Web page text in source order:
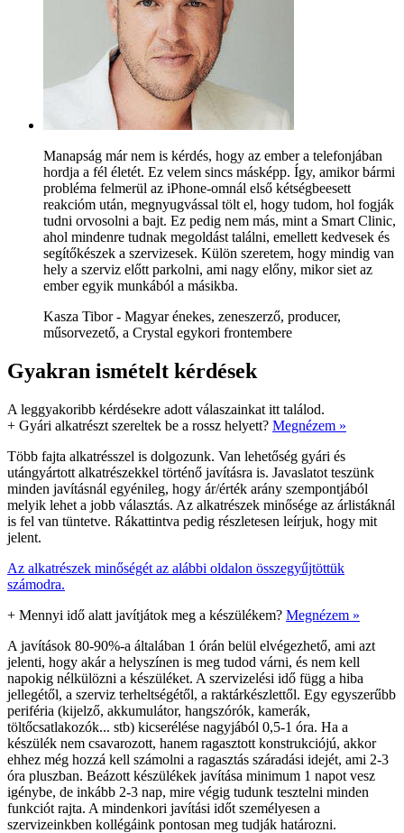
Manapság már nem is kérdés, hogy az ember a telefonjában
hordja a fél életét. Ez velem sincs másképp. Így, amikor bármi
probléma felmerül az iPhone-omnál első kétségbeesett
reakcióm után, megnyugvással tölt el, hogy tudom, hol fogják
tudni orvosolni a bajt. Ez pedig nem más, mint a Smart Clinic,
ahol mindenre tudnak megoldást találni, emellett kedvesek és
segítőkészek a szervizesek. Külön szeretem, hogy mindig van
hely a szerviz előtt parkolni, ami nagy előny, mikor siet az
ember egyik munkából a másikba.
Kasza Tibor - Magyar énekes, zeneszerző, producer,
műsorvezető, a Crystal egykori frontembere
Gyakran ismételt kérdések
A leggyakoribb kérdésekre adott válaszainkat itt találod.
+ Gyári alkatrészt szereltek be a rossz helyett? Megnézem »
Több fajta alkatrésszel is dolgozunk. Van lehetőség gyári és
utángyártott alkatrészekkel történő javításra is. Javaslatot teszünk
minden javításnál egyénileg, hogy ár/érték arány szempontjából
melyik lehet a jobb választás. Az alkatrészek minősége az árlistáknál
is fel van tüntetve. Rákattintva pedig részletesen leírjuk, hogy mit
jelent.
Az alkatrészek minőségét az alábbi oldalon összegyűjtöttük
számodra.
+ Mennyi idő alatt javítjátok meg a készülékem? Megnézem »
A javítások 80-90%-a általában 1 órán belül elvégezhető, ami azt
jelenti, hogy akár a helyszínen is meg tudod várni, és nem kell
napokig nélkülözni a készüléket. A szervizelési idő függ a hiba
jellegétől, a szerviz terheltségétől, a raktárkészlettől. Egy egyszerűbb
periféria (kijelző, akkumulátor, hangszórók, kamerák,
töltőcsatlakozók... stb) kicserélése nagyjából 0,5-1 óra. Ha a
készülék nem csavarozott, hanem ragasztott konstrukciójú, akkor
ehhez még hozzá kell számolni a ragasztás száradási idejét, ami 2-3
óra pluszban. Beázott készülékek javítása minimum 1 napot vesz
igénybe, de inkább 2-3 nap, mire végig tudunk tesztelni minden
funkciót rajta. A mindenkori javítási időt személyesen a
szervizeinkben kollégáink pontosan meg tudják határozni.